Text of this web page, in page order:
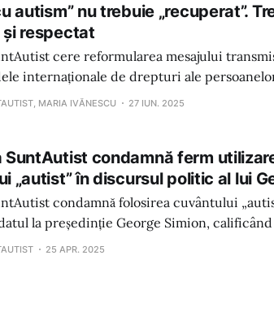
autism” nu trebuie „recuperat”.
respectat
cere reformularea mesajului
internaționale de drepturi ale
trăită de persoanele autiste din
MARIA IVĂNESCU 27 IUN. 2025
SuntAutist condamnă ferm
„autist” în discursul politic al lui
condamnă folosirea cuvântului
la președinție George Simion,
publică. Organizația cere scuze publice și
25 APR. 2025